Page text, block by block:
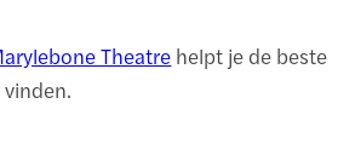
Theatre helpt je de beste